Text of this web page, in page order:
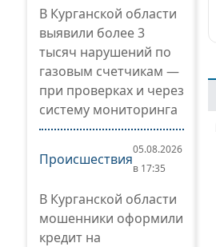
В Курганской области
выявили более 3
тысяч нарушений по
газовым счетчикам —
при проверках и через
систему мониторинга
Происшествия
05.08.2026
в 17:35
В Курганской области
мошенники оформили
кредит на